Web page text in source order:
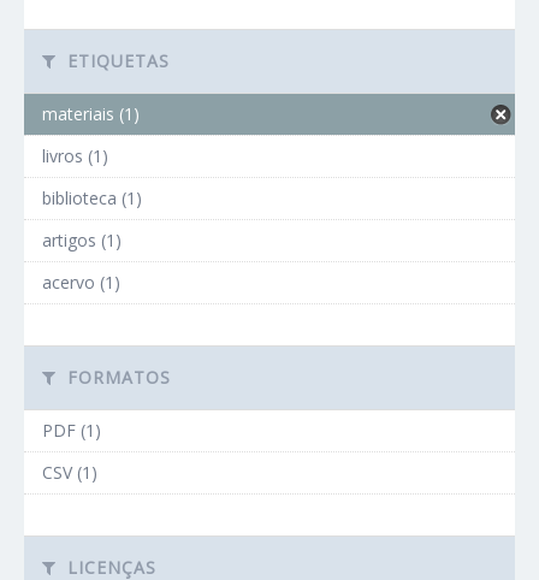
ETIQUETAS
materiais (1)
livros (1)
biblioteca (1)
artigos (1)
acervo (1)
FORMATOS
PDF (1)
CSV (1)
LICENÇAS